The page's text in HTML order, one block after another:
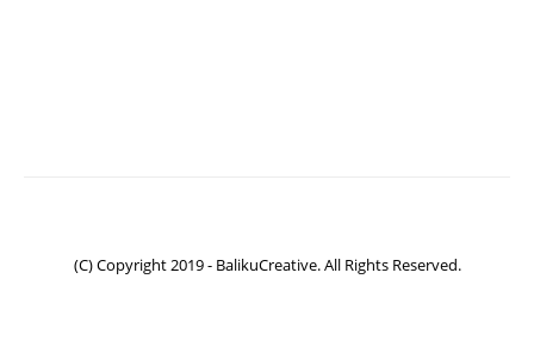
(C) Copyright 2019 - BalikuCreative. All Rights Reserved.